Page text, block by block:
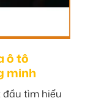
ô tô
minh
đầu tìm hiểu